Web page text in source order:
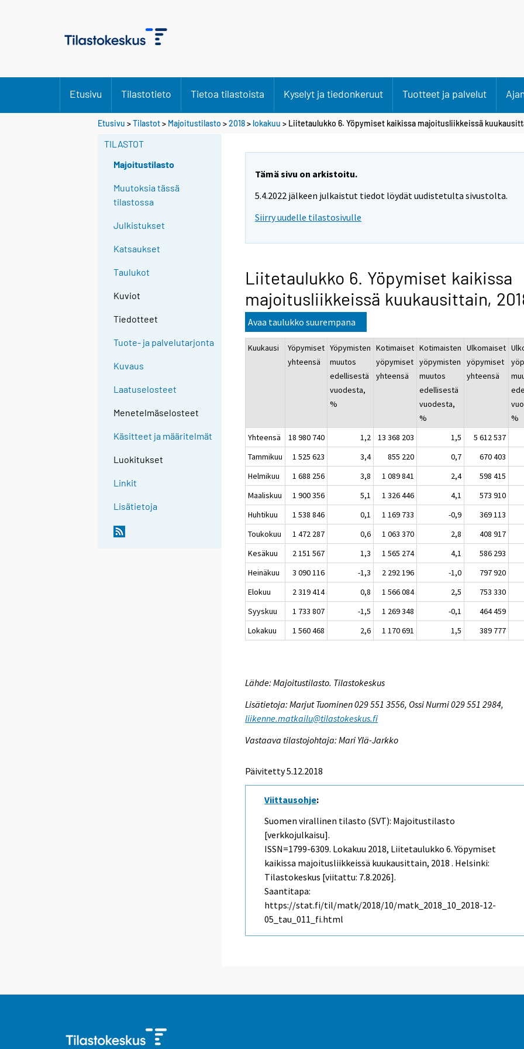
Etusivu Tilastotieto Tietoa tilastoista Kyselyt ja tiedonkeruut Tuotteet ja palvelut
Etusivu >Tilastot> Majoitustilasto >2018> lokakuu > Liitetaulukko 6. Yöpymiset kaikissa majoitusliikkeissä
TILASTOT
Majoitustilasto
Muutoksia tässä
tilastossa
Julkistukset
Katsaukset
Taulukot
Kuviot
Tiedotteet
Tuote- ja palvelutarjonta
Kuvaus
Laatuselosteet
Menetelmäselosteet
Käsitteet ja määritelmät
Luokitukset
Linkit
Lisätietoja
Tämä sivu on arkistoitu.
5.4.2022 jälkeen julkaistut tiedot löydät uudistetulta sivustolta.
Siirry uudelle tilastosivulle
Liitetaulukko 6. Yöpymiset kaikissa
majoitusliikkeissä kuukausittain,
Avaa taulukko suurempana
Kuukausi
Yöpymiset
yhteensä
Yöpymisten
muutos
edellisestä
vuodesta,
%
Kotimaiset
yöpymiset
yhteensä
Kotimaisten
yöpymisten
muutos
edellisestä
vuodesta,
%
Ulkomaiset
yöpymiset
yhteensä
%
Yhteensä
18 980 740 1,2 13 368 203 1,5 5 612 537
Tammikuu
1 525 623 3,4 855 220 0,7 670 403
Helmikuu
1 688 256 3,8 1 089 841 2,4 598 415
Maaliskuu
1 900 356 5,1 1 326 446 4,1 573 910
Huhtikuu
1 538 846 0,1 1 169 733 -0,9 369 113
Toukokuu
1 472 287 0,6 1 063 370 2,8 408 917
Kesäkuu
2 151 567 1,3 1 565 274 4,1 586 293
Heinäkuu
3 090 116 -1,3 2 292 196 -1,0 797 920
Elokuu
2 319 414 0,8 1 566 084 2,5 753 330
Syyskuu
1 733 807 -1,5 1 269 348 -0,1 464 459
Lokakuu
1 560 468 2,6 1 170 691 1,5 389 777
Lähde: Majoitustilasto. Tilastokeskus
Lisätietoja: Marjut Tuominen 029 551 3556, Ossi Nurmi 029 551 2984,
liikenne.matkailu@tilastokeskus.fi
Vastaava tilastojohtaja: Mari Ylä-Jarkko
Päivitetty 5.12.2018
Viittausohje:
Suomen virallinen tilasto (SVT): Majoitustilasto
[verkkojulkaisu].
ISSN=1799-6309. Lokakuu 2018, Liitetaulukko 6. Yöpymiset
kaikissa majoitusliikkeissä kuukausittain, 2018 . Helsinki:
Tilastokeskus [viitattu: 7.8.2026].
Saantitapa:
https://stat.fi/til/matk/2018/10/matk_2018_10_2018-12-
05_tau_011_fi.html